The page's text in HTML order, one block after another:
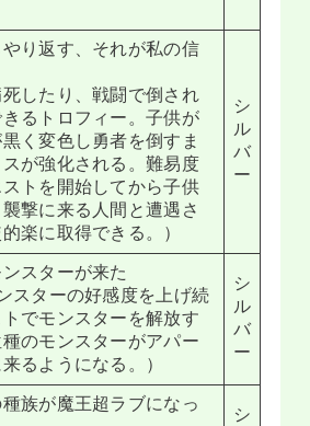
り返す、それが私の信
死したり、戦闘で倒され
るトロフィー。子供が
く変色し勇者を倒すま
が強化される。難易度
トを開始してから子供
撃に来る人間と遭遇さ
楽に取得できる。）
シ
ル
バ
ー
スターが来た
スターの好感度を上げ続
でモンスターを解放す
のモンスターがアパー
るようになる。）
シ
ル
バ
ー
族が魔王超ラブになっ
シ